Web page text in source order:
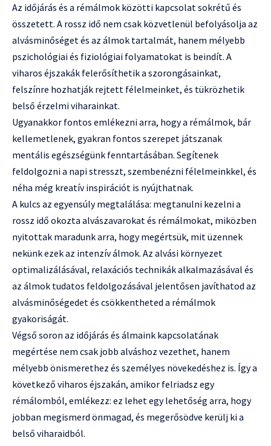
Az időjárás és a rémálmok közötti kapcsolat sokrétű és
összetett. A rossz idő nem csak közvetlenül befolyásolja az
alvásminőséget és az álmok tartalmát, hanem mélyebb
pszichológiai és fiziológiai folyamatokat is beindít. A
viharos éjszakák felerősíthetik a szorongásainkat,
felszínre hozhatják rejtett félelmeinket, és tükrözhetik
belső érzelmi viharainkat.
Ugyanakkor fontos emlékezni arra, hogy a rémálmok, bár
kellemetlenek, gyakran fontos szerepet játszanak
mentális egészségünk fenntartásában. Segítenek
feldolgozni a napi stresszt, szembenézni félelmeinkkel, és
néha még kreatív inspirációt is nyújthatnak.
A kulcs az egyensúly megtalálása: megtanulni kezelni a
rossz idő okozta alvászavarokat és rémálmokat, miközben
nyitottak maradunk arra, hogy megértsük, mit üzennek
nekünk ezek az intenzív álmok. Az alvási környezet
optimalizálásával, relaxációs technikák alkalmazásával és
az álmok tudatos feldolgozásával jelentősen javíthatod az
alvásminőségedet és csökkentheted a rémálmok
gyakoriságát.
Végső soron az időjárás és álmaink kapcsolatának
megértése nem csak jobb alváshoz vezethet, hanem
mélyebb önismerethez és személyes növekedéshez is. Így a
következő viharos éjszakán, amikor felriadsz egy
rémálomból, emlékezz: ez lehet egy lehetőség arra, hogy
jobban megismerd önmagad, és megerősödve kerülj ki a
belső viharaidból.